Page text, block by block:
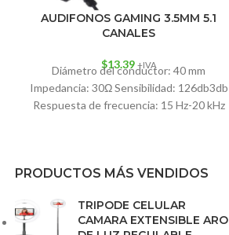
AUDIFONOS GAMING 3.5MM 5.1
CANALES
$13.39 +IVA
Diámetro del conductor: 40 mm
Impedancia: 30Ω Sensibilidad: 126db3db
Respuesta de frecuencia: 15 Hz-20 kHz
PRODUCTOS MÁS VENDIDOS
TRIPODE CELULAR
CAMARA EXTENSIBLE ARO